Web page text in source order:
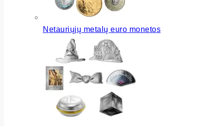
Netauriųjų metalų euro monetos